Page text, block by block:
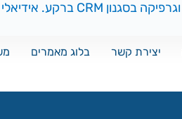
יצירת קשר בלוג מאמרים